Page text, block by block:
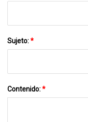
Sujeto:*
Contenido:*